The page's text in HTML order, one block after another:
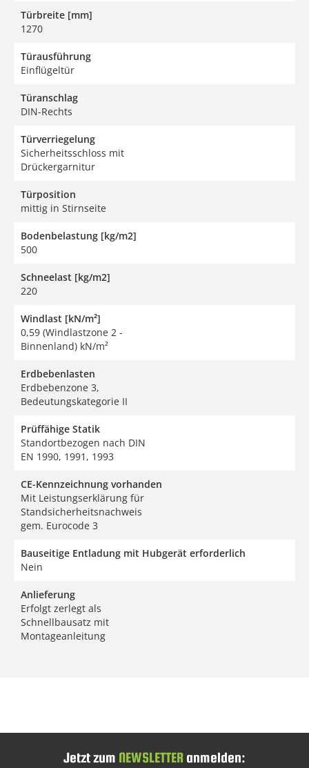
Türbreite [mm]
1270
Türausführung
Einflügeltür
Türanschlag
DIN-Rechts
Türverriegelung
Sicherheitsschloss mit
Drückergarnitur
Türposition
mittig in Stirnseite
Bodenbelastung [kg/m2]
500
Schneelast [kg/m2]
220
Windlast [kN/m²]
0,59 (Windlastzone 2 -
Binnenland) kN/m²
Erdbebenlasten
Erdbebenzone 3,
Bedeutungskategorie II
Prüffähige Statik
Standortbezogen nach DIN
EN 1990, 1991, 1993
CE-Kennzeichnung vorhanden
Mit Leistungserklärung für
Standsicherheitsnachweis
gem. Eurocode 3
Bauseitige Entladung mit Hubgerät erforderlich
Nein
Anlieferung
Erfolgt zerlegt als
Schnellbausatz mit
Montageanleitung
Jetzt zum NEWSLETTER anmelden: